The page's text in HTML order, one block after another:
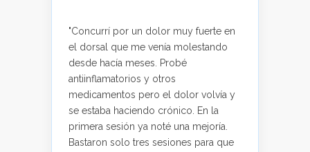
"Concurrí por un dolor muy fuerte en
el dorsal que me venía molestando
desde hacía meses. Probé
antiinflamatorios y otros
medicamentos pero el dolor volvía y
se estaba haciendo crónico. En la
primera sesión ya noté una mejoría.
Bastaron solo tres sesiones para que